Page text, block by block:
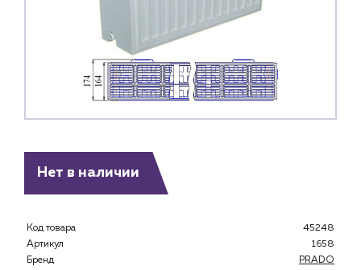
Нет в наличии
Код товара
45248
Артикул
1658
Бренд
PRADO